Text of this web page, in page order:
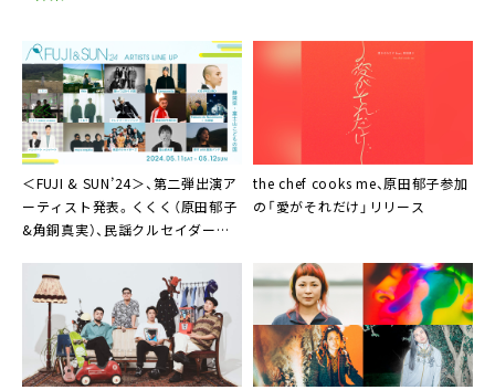
＜FUJI & SUN’24＞、第二弾出演ア
ーティスト発表。くくく（原田郁子
&角銅真実）、民謡クルセイダーズ
the chef cooks me、原田郁子参加
の「愛がそれだけ」リリース